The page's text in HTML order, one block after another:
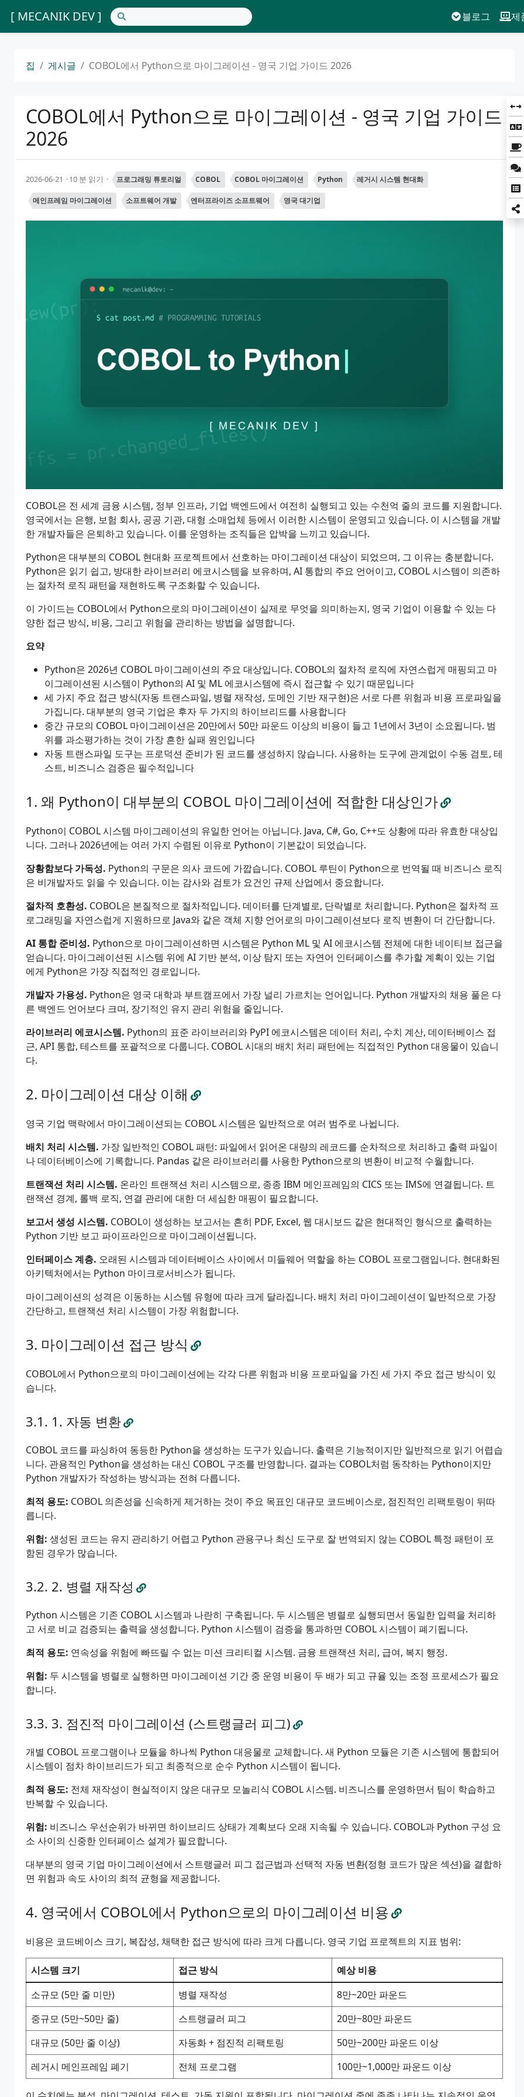
[ MECANIK DEV ] 블로그 제
집 게시글 COBOL에서 Python으로 마이그레이션 - 영국 기업 가이드 2026
COBOL에서 Python으로 마이그레이션 - 영국 기업 가이드
2026
2026-06-21 10 분 읽기 프로그래밍 튜토리얼 COBOL COBOL 마이그레이션 Python 레거시 시스템 현대화
메인프레임 마이그레이션 소프트웨어 개발 엔터프라이즈 소프트웨어 영국 대기업
COBOL은 전 세계 금융 시스템, 정부 인프라, 기업 백엔드에서 여전히 실행되고 있는 수천억 줄의 코드를 지원합니다.
영국에서는 은행, 보험 회사, 공공 기관, 대형 소매업체 등에서 이러한 시스템이 운영되고 있습니다. 이 시스템을 개발
한 개발자들은 은퇴하고 있습니다. 이를 운영하는 조직들은 압박을 느끼고 있습니다.
Python은 대부분의 COBOL 현대화 프로젝트에서 선호하는 마이그레이션 대상이 되었으며, 그 이유는 충분합니다.
Python은 읽기 쉽고, 방대한 라이브러리 에코시스템을 보유하며, AI 통합의 주요 언어이고, COBOL 시스템이 의존하
는 절차적 로직 패턴을 재현하도록 구조화할 수 있습니다.
이 가이드는 COBOL에서 Python으로의 마이그레이션이 실제로 무엇을 의미하는지, 영국 기업이 이용할 수 있는 다
양한 접근 방식, 비용, 그리고 위험을 관리하는 방법을 설명합니다.
요약
Python은 2026년 COBOL 마이그레이션의 주요 대상입니다. COBOL의 절차적 로직에 자연스럽게 매핑되고 마
이그레이션된 시스템이 Python의 AI 및 ML 에코시스템에 즉시 접근할 수 있기 때문입니다
세 가지 주요 접근 방식(자동 트랜스파일, 병렬 재작성, 도메인 기반 재구현)은 서로 다른 위험과 비용 프로파일을
가집니다. 대부분의 영국 기업은 후자 두 가지의 하이브리드를 사용합니다
중간 규모의 COBOL 마이그레이션은 20만에서 50만 파운드 이상의 비용이 들고 1년에서 3년이 소요됩니다. 범
위를 과소평가하는 것이 가장 흔한 실패 원인입니다
자동 트랜스파일 도구는 프로덕션 준비가 된 코드를 생성하지 않습니다. 사용하는 도구에 관계없이 수동 검토, 테
스트, 비즈니스 검증은 필수적입니다
왜 Python이 대부분의 COBOL 마이그레이션에 적합한 대상인가
Python이 COBOL 시스템 마이그레이션의 유일한 언어는 아닙니다. Java, C#, Go, C++도 상황에 따라 유효한 대상입
니다. 그러나 2026년에는 여러 가지 수렴된 이유로 Python이 기본값이 되었습니다.
장황함보다 가독성. Python의 구문은 의사 코드에 가깝습니다. COBOL 루틴이 Python으로 번역될 때 비즈니스 로직
은 비개발자도 읽을 수 있습니다. 이는 감사와 검토가 요건인 규제 산업에서 중요합니다.
절차적 호환성. COBOL은 본질적으로 절차적입니다. 데이터를 단계별로, 단락별로 처리합니다. Python은 절차적 프
로그래밍을 자연스럽게 지원하므로 Java와 같은 객체 지향 언어로의 마이그레이션보다 로직 변환이 더 간단합니다.
AI 통합 준비성. Python으로 마이그레이션하면 시스템은 Python ML 및 AI 에코시스템 전체에 대한 네이티브 접근을
얻습니다. 마이그레이션된 시스템 위에 AI 기반 분석, 이상 탐지 또는 자연어 인터페이스를 추가할 계획이 있는 기업
에게 Python은 가장 직접적인 경로입니다.
개발자 가용성. Python은 영국 대학과 부트캠프에서 가장 널리 가르치는 언어입니다. Python 개발자의 채용 풀은 다
른 백엔드 언어보다 크며, 장기적인 유지 관리 위험을 줄입니다.
라이브러리 에코시스템. Python의 표준 라이브러리와 PyPI 에코시스템은 데이터 처리, 수치 계산, 데이터베이스 접
근, API 통합, 테스트를 포괄적으로 다룹니다. COBOL 시대의 배치 처리 패턴에는 직접적인 Python 대응물이 있습니
다.
마이그레이션 대상 이해
영국 기업 맥락에서 마이그레이션되는 COBOL 시스템은 일반적으로 여러 범주로 나뉩니다.
배치 처리 시스템. 가장 일반적인 COBOL 패턴: 파일에서 읽어온 대량의 레코드를 순차적으로 처리하고 출력 파일이
나 데이터베이스에 기록합니다. Pandas 같은 라이브러리를 사용한 Python으로의 변환이 비교적 수월합니다.
트랜잭션 처리 시스템. 온라인 트랜잭션 처리 시스템으로, 종종 IBM 메인프레임의 CICS 또는 IMS에 연결됩니다. 트
랜잭션 경계, 롤백 로직, 연결 관리에 대한 더 세심한 매핑이 필요합니다.
보고서 생성 시스템. COBOL이 생성하는 보고서는 흔히 PDF, Excel, 웹 대시보드 같은 현대적인 형식으로 출력하는
Python 기반 보고 파이프라인으로 마이그레이션됩니다.
인터페이스 계층. 오래된 시스템과 데이터베이스 사이에서 미들웨어 역할을 하는 COBOL 프로그램입니다. 현대화된
아키텍처에서는 Python 마이크로서비스가 됩니다.
마이그레이션의 성격은 이동하는 시스템 유형에 따라 크게 달라집니다. 배치 처리 마이그레이션이 일반적으로 가장
간단하고, 트랜잭션 처리 시스템이 가장 위험합니다.
마이그레이션 접근 방식
COBOL에서 Python으로의 마이그레이션에는 각각 다른 위험과 비용 프로파일을 가진 세 가지 주요 접근 방식이 있
습니다.
1. 자동 변환
COBOL 코드를 파싱하여 동등한 Python을 생성하는 도구가 있습니다. 출력은 기능적이지만 일반적으로 읽기 어렵습
니다. 관용적인 Python을 생성하는 대신 COBOL 구조를 반영합니다. 결과는 COBOL처럼 동작하는 Python이지만
Python 개발자가 작성하는 방식과는 전혀 다릅니다.
최적 용도: COBOL 의존성을 신속하게 제거하는 것이 주요 목표인 대규모 코드베이스로, 점진적인 리팩토링이 뒤따
릅니다.
위험: 생성된 코드는 유지 관리하기 어렵고 Python 관용구나 최신 도구로 잘 번역되지 않는 COBOL 특정 패턴이 포
함된 경우가 많습니다.
2. 병렬 재작성
Python 시스템은 기존 COBOL 시스템과 나란히 구축됩니다. 두 시스템은 병렬로 실행되면서 동일한 입력을 처리하
고 서로 비교 검증되는 출력을 생성합니다. Python 시스템이 검증을 통과하면 COBOL 시스템이 폐기됩니다.
최적 용도: 연속성을 위험에 빠뜨릴 수 없는 미션 크리티컬 시스템. 금융 트랜잭션 처리, 급여, 복지 행정.
위험: 두 시스템을 병렬로 실행하면 마이그레이션 기간 중 운영 비용이 두 배가 되고 규율 있는 조정 프로세스가 필요
합니다.
3. 점진적 마이그레이션 (스트랭글러 피그)
개별 COBOL 프로그램이나 모듈을 하나씩 Python 대응물로 교체합니다. 새 Python 모듈은 기존 시스템에 통합되어
시스템이 점차 하이브리드가 되고 최종적으로 순수 Python 시스템이 됩니다.
최적 용도: 전체 재작성이 현실적이지 않은 대규모 모놀리식 COBOL 시스템. 비즈니스를 운영하면서 팀이 학습하고
반복할 수 있습니다.
위험: 비즈니스 우선순위가 바뀌면 하이브리드 상태가 계획보다 오래 지속될 수 있습니다. COBOL과 Python 구성 요
소 사이의 신중한 인터페이스 설계가 필요합니다.
대부분의 영국 기업 마이그레이션에서 스트랭글러 피그 접근법과 선택적 자동 변환(정형 코드가 많은 섹션)을 결합하
면 위험과 속도 사이의 최적 균형을 제공합니다.
영국에서 COBOL에서 Python으로의 마이그레이션 비용
비용은 코드베이스 크기, 복잡성, 채택한 접근 방식에 따라 크게 다릅니다. 영국 기업 프로젝트의 지표 범위:
시스템 크기 접근 방식
예상 비용
소규모 (5만 줄 미만)
병렬 재작성
8만~20만 파운드
중규모 (5만~50만 줄)
스트랭글러 피그
20만~80만 파운드
대규모 (50만 줄 이상)
자동화 + 점진적 리팩토링
50만~200만 파운드 이상
레거시 메인프레임 폐기
전체 프로그램 100만~1,000만 파운드 이상